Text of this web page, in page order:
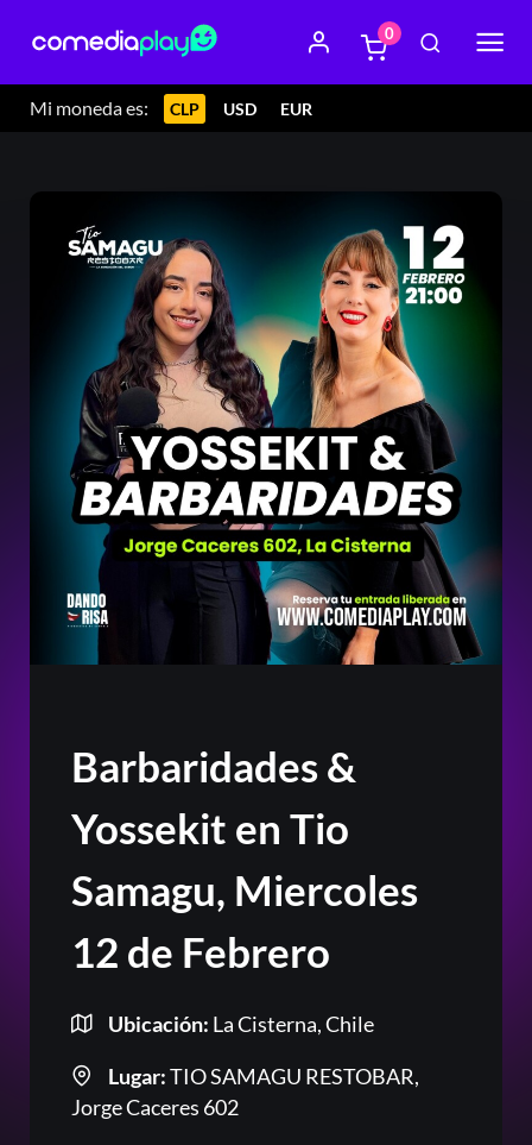
Mi moneda es: CLP USD EUR
0
Barbaridades &
Yossekit en Tio
Samagu, Miercoles
12 de Febrero
Ubicación: La Cisterna, Chile
Lugar:TIO SAMAGU RESTOBAR,
Jorge Caceres 602